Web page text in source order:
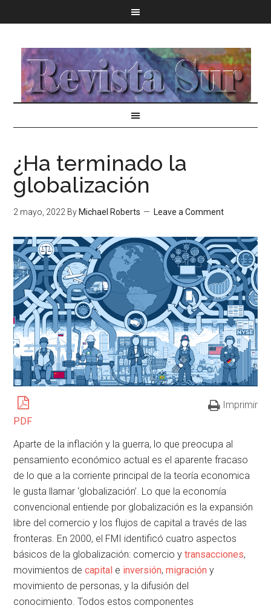
¿Ha terminado la
globalización
2 mayo, 2022 By Michael Roberts Leave a Comment
PDF
Imprimir
Aparte de la inflación y la guerra, lo que preocupa al
pensamiento económico actual es el aparente fracaso
de lo que a la corriente principal de la teoría economica
le gusta llamar ‘globalización’. Lo que la economía
convencional entiende por globalización es la expansión
libre del comercio y los flujos de capital a través de las
fronteras. En 2000, el FMI identificó cuatro aspectos
básicos de la globalización: comercio ytransacciones,
movimientos decapital e inversión,migración y
movimiento de personas, y la difusión del
conocimiento. Todos estos componentes